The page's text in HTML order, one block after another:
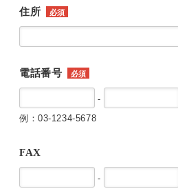
住所 必須
電話番号 必須
-
例：03-1234-5678
FAX
-